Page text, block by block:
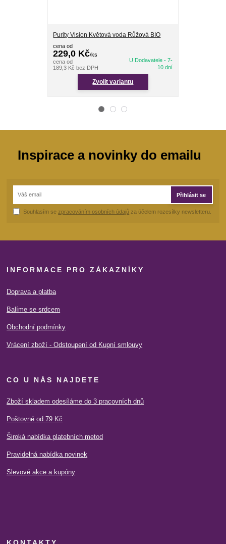
Purity Vision Květová voda Růžová BIO
cena od
229,0 Kč/ks
cena od
189,3 Kč bez DPH
U Dodavatele - 7-
10 dní
Zvolit variantu
Inspirace a novinky do emailu
Přihlásit se
Souhlasím sezpracováním osobních údajů za účelem rozesílky newsletteru.
INFORMACE PRO ZÁKAZNÍKY
Doprava a platba
Balíme se srdcem
Obchodní podmínky
Vrácení zboží - Odstoupení od Kupní smlouvy
CO U NÁS NAJDETE
Zboží skladem odesíláme do 3 pracovních dnů
Poštovné od 79 Kč
Široká nabídka platebních metod
Pravidelná nabídka novinek
Slevové akce a kupóny